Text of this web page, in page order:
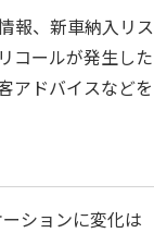
報、新車納入リス
コールが発生した
アドバイスなどを
ションに変化は